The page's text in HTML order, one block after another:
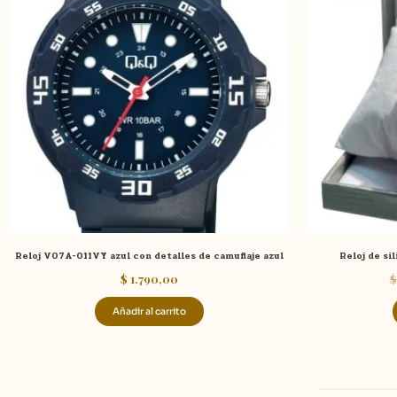
Reloj V07A-011VY azul con detalles de camuflaje azul
$ 1.790,00
Añadir al carrito
Reloj de
$